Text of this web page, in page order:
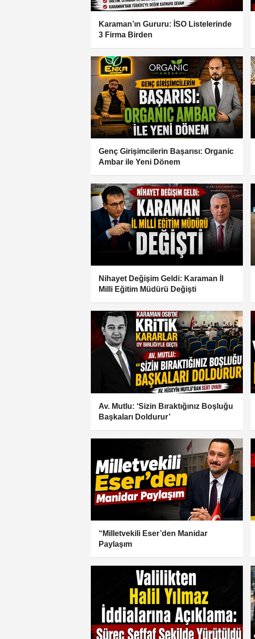
Karaman’ın Gururu: İSO Listelerinde
3 Firma Birden
Genç Girişimcilerin Başarısı: Organic
Ambar ile Yeni Dönem
Nihayet Değişim Geldi: Karaman İl
Milli Eğitim Müdürü Değişti
Av. Mutlu: ‘Sizin Bıraktığınız Boşluğu
Başkaları Doldurur’
“Milletvekili Eser’den Manidar
Paylaşım